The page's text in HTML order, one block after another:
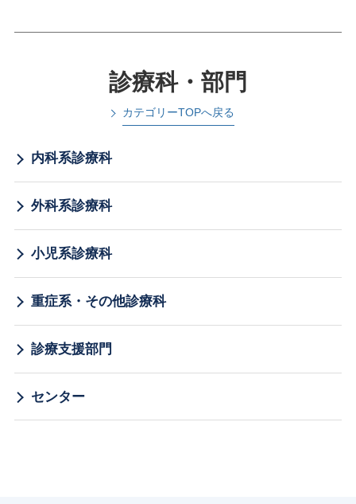
診療科・部門
カテゴリーTOPへ戻る
内科系診療科
外科系診療科
小児系診療科
重症系・その他診療科
診療支援部門
センター